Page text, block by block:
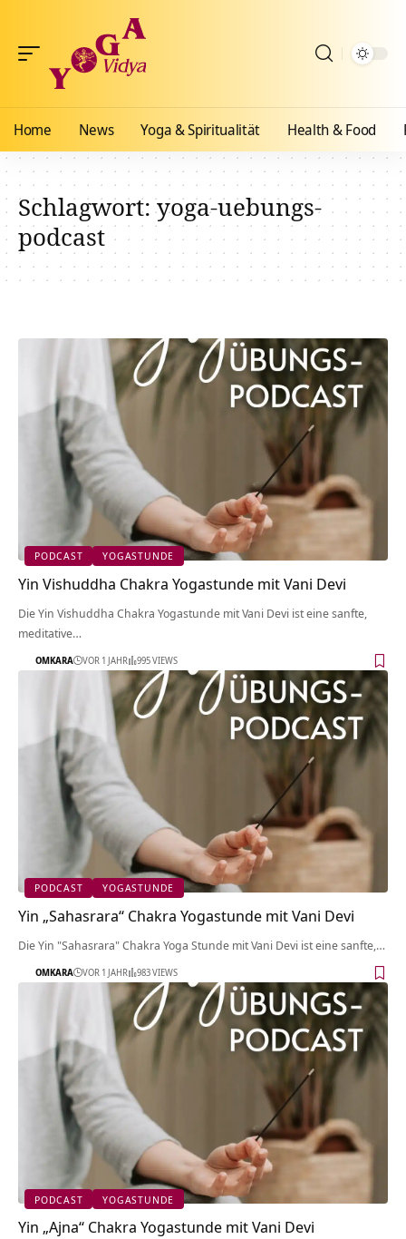
Home News Yoga & Spiritualität Health & Food
Schlagwort:yoga-uebungs-
podcast
PODCAST YOGASTUNDE
Yin Vishuddha Chakra Yogastunde mit Vani Devi
Die Yin Vishuddha Chakra Yogastunde mit Vani Devi ist eine sanfte,
meditative…
OMKARA VOR 1 JAHR 995 VIEWS
PODCAST YOGASTUNDE
Yin „Sahasrara“ Chakra Yogastunde mit Vani Devi
Die Yin "Sahasrara" Chakra Yoga Stunde mit Vani Devi ist eine sanfte,…
OMKARA VOR 1 JAHR 983 VIEWS
PODCAST YOGASTUNDE
Yin „Ajna“ Chakra Yogastunde mit Vani Devi